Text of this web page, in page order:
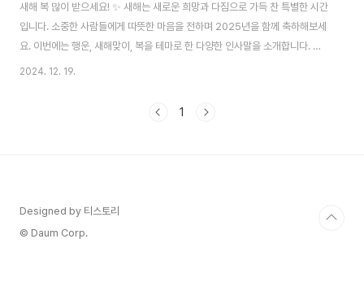
새해 복 많이 받으세요! ✨ 새해는 새로운 희망과 다짐으로 가득 찬 특별한 시간
입니다. 소중한 사람들에게 따뜻한 마음을 전하며 2025년을 함께 축하해보세
요. 이번에는 행운, 새해맞이, 복을 테마로 한 다양한 인사말을 소개합니다. 진
심 어린 메시지로 주변 사람들의 하루를 환하게 밝혀보세요! 🎉🎯 2025년을
리를 지탱해주는 든든한 버팀목입니다. 새해를 맞아 감사와 사랑의 마음을 담
2024. 12. 19.
1
Designed by 티스토리
© Daum Corp.